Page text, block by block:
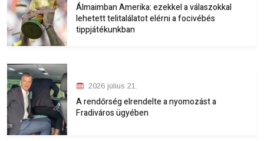
Álmaimban Amerika: ezekkel a válaszokkal
lehetett telitalálatot elérni a focivébés
tippjátékunkban
2026 július 21.
A rendőrség elrendelte a nyomozást a
Fradiváros ügyében